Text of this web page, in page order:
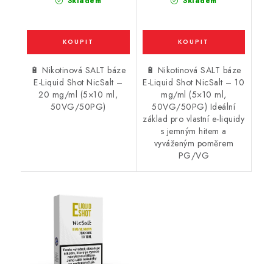
🔋 Nikotinová SALT báze
E-Liquid Shot NicSalt –
20 mg/ml (5×10 ml,
50VG/50PG)
🔋 Nikotinová SALT báze
E-Liquid Shot NicSalt – 10
mg/ml (5×10 ml,
50VG/50PG) Ideální
základ pro vlastní e-liquidy
s jemným hitem a
vyváženým poměrem
PG/VG